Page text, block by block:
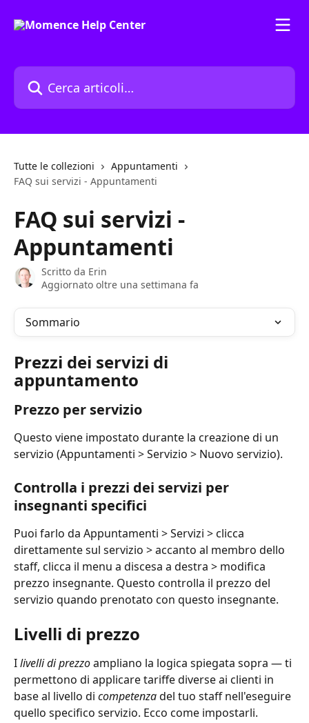
Cerca articoli…
Tutte le collezioni
Appuntamenti
FAQ sui servizi - Appuntamenti
FAQ sui servizi -
Appuntamenti
Scritto da Erin
Aggiornato oltre una settimana fa
Sommario
Prezzi dei servizi di
appuntamento
Prezzo per servizio
Questo viene impostato durante la creazione di un
servizio (Appuntamenti > Servizio > Nuovo servizio).
Controlla i prezzi dei servizi per
insegnanti specifici
Puoi farlo da Appuntamenti > Servizi > clicca
direttamente sul servizio > accanto al membro dello
staff, clicca il menu a discesa a destra > modifica
prezzo insegnante. Questo controlla il prezzo del
servizio quando prenotato con questo insegnante.
Livelli di prezzo
I livelli di prezzo ampliano la logica spiegata sopra — ti
permettono di applicare tariffe diverse ai clienti in
base al livello di competenza del tuo staff nell'eseguire
quello specifico servizio. Ecco come impostarli.